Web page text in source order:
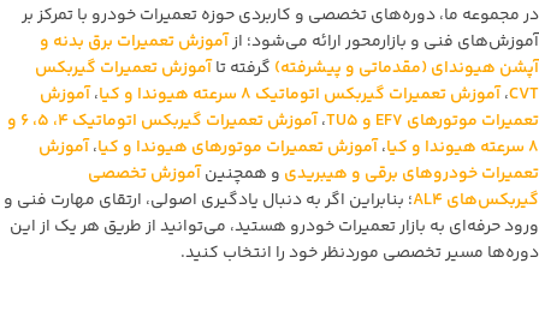
در مجموعه ما، دوره‌های تخصصی و کاربردی حوزه تعمیرات خودرو با تمرکز بر
آموزش‌های فنی و بازارمحور ارائه می‌شود؛ ازآموزش تعمیرات برق بدنه و
آپشن هیوندای (مقدماتی و پیشرفته) گرفته تاآموزش تعمیرات گیربکس
CVT،آموزش تعمیرات گیربکس اتوماتیک 8 سرعته هیوندا و کیا ،آموزش
تعمیرات موتورهای EF7 و TU5
،
آموزش تعمیرات گیربکس اتوماتیک 4، 5، 6 و
8 سرعته هیوندا و کیا
،آموزش تعمیرات موتورهای هیوندا و کیا،آموزش
تعمیرات خودروهای برقی و هیبریدی و همچنینآموزش تخصصی
گیربکس‌های AL4
؛ بنابراین اگر به دنبال یادگیری اصولی، ارتقای مهارت فنی و
ورود حرفه‌ای به بازار تعمیرات خودرو هستید، می‌توانید از طریق هر یک از این
دوره‌ها مسیر تخصصی موردنظر خود را انتخاب کنید.